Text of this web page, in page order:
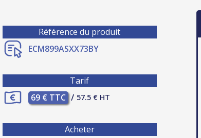
Référence du produit
ECM899ASXX73BY
Tarif
69 € TTC / 57.5 € HT
Acheter